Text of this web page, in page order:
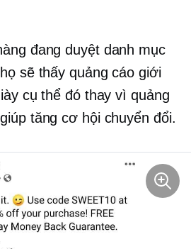
đang duyệt danh mục
sẽ thấy quảng cáo giới
cụ thể đó thay vì quảng
tăng cơ hội chuyển đổi.